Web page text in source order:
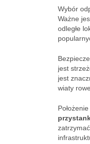
Wybór
Ważne
odległe
jest
jest
wiaty